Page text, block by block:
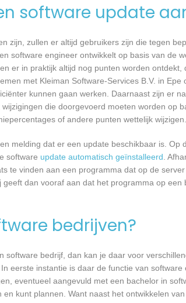
software update
zijn, zullen er altijd gebruikers zijn die tegen
software engineer ontwikkelt op basis van de
er in praktijk altijd nog punten worden
met Kleiman Software-Services B.V. in
kunnen gaan werken. Daarnaast zijn er
die doorgevoerd moeten worden op
of andere punten wettelijk wijzigen.
melding dat er een update beschikbaar is. Op
software update automatisch geïnstalleerd .
te vinden aan een programma dat op de
dan vooraf aan dat het programma op een
bedrijven?
bedrijf, dan kan je daar voor
eerste instantie is daar de functie van
eventueel aangevuld met een bachelor in
kunt plannen. Want naast het ontwikkelen